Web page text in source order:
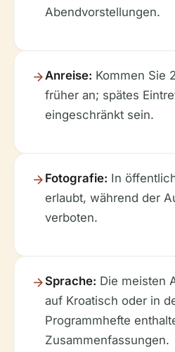
Abendvorstellungen.
Anreise: Kommen Sie
früher an; spätes
eingeschränkt sein.
Fotografie: In
erlaubt, während der
verboten.
Sprache: Die meisten
auf Kroatisch oder in
Programmhefte
Zusammenfassungen.